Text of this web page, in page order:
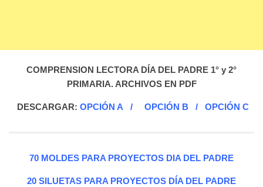
COMPRENSION LECTORA DÍA DEL PADRE 1° y 2°
PRIMARIA. ARCHIVOS EN PDF
DESCARGAR: OPCIÓN A/ OPCIÓN B/ OPCIÓN C
70 MOLDES PARA PROYECTOS DIA DEL PADRE
20 SILUETAS PARA PROYECTOS DÍA DEL PADRE